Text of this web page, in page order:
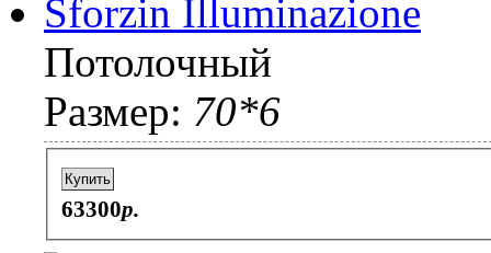
Потолочный
Размер: 70*6
Купить
63300p.